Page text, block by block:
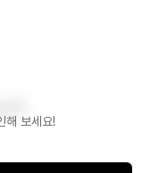
해 보세요!